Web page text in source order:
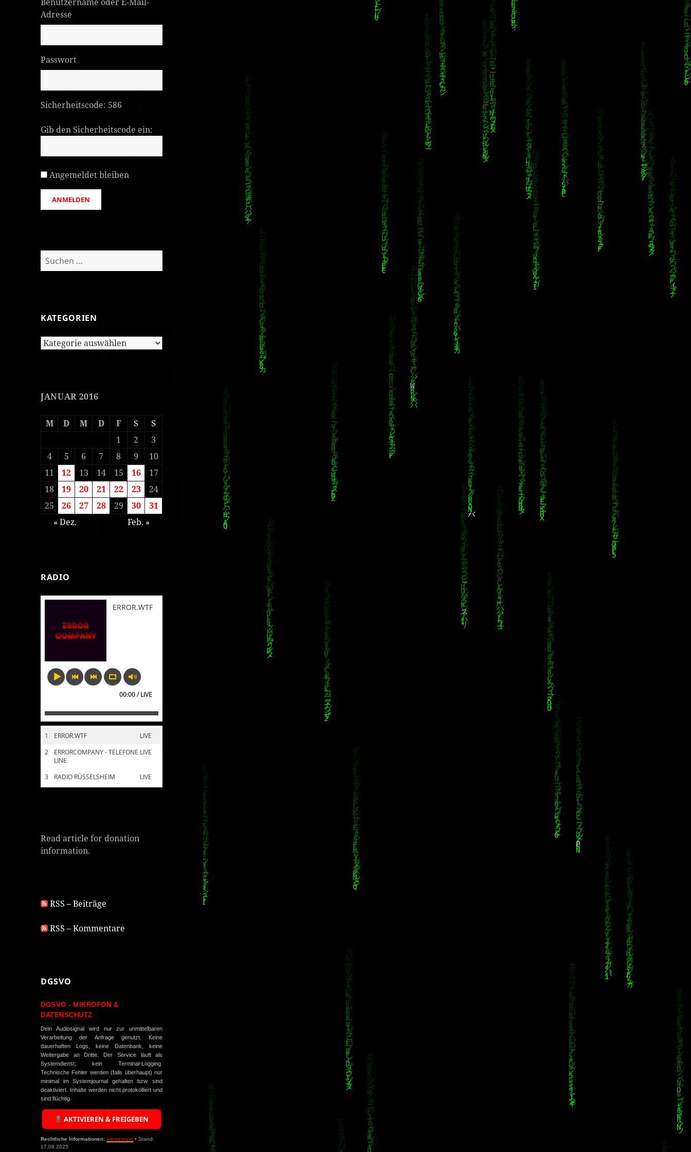
Adresse
Passwort
Sicherheitscode: 586
Gib den Sicherheitscode ein:
Angemeldet bleiben
ANMELDEN
Suchen
nach:
KATEGORIEN
Kategorien
JANUAR 2016
M D M D F S
S
1
2
3
4
5 6 7 8 9
10
11
12 13 14 15 16
17
18
19 20 21 22 23
24
25
26 27 28 29 30
31
« Dez.
Feb. »
RADIO
ERROR.WTF
00:00 / LIVE
1 LIVE
ERROR.WTF
2
LIVE
ERRORCOMPANY - TELEFONE
LINE
3
LIVE
RADIO RÜSSELSHEIM
Read article for donation
information.
RSS – Beiträge
RSS – Kommentare
DGSVO
DGSVO - MIKROFON &
DATENSCHUTZ
Dein Audiosignal wird nur zur unmittelbaren
Verarbeitung der Anfrage genutzt. Keine
dauerhaften Logs, keine Datenbank, keine
Weitergabe an Dritte. Der Service läuft als
Systemdienst; kein Terminal-Logging.
Technische Fehler werden (falls überhaupt) nur
minimal im Systemjournal gehalten bzw. sind
deaktiviert. Inhalte werden nicht protokolliert und
sind flüchtig.
AKTIVIEREN & FREIGEBEN
Rechtliche Informationen: /impressum • Stand:
17.09.2025